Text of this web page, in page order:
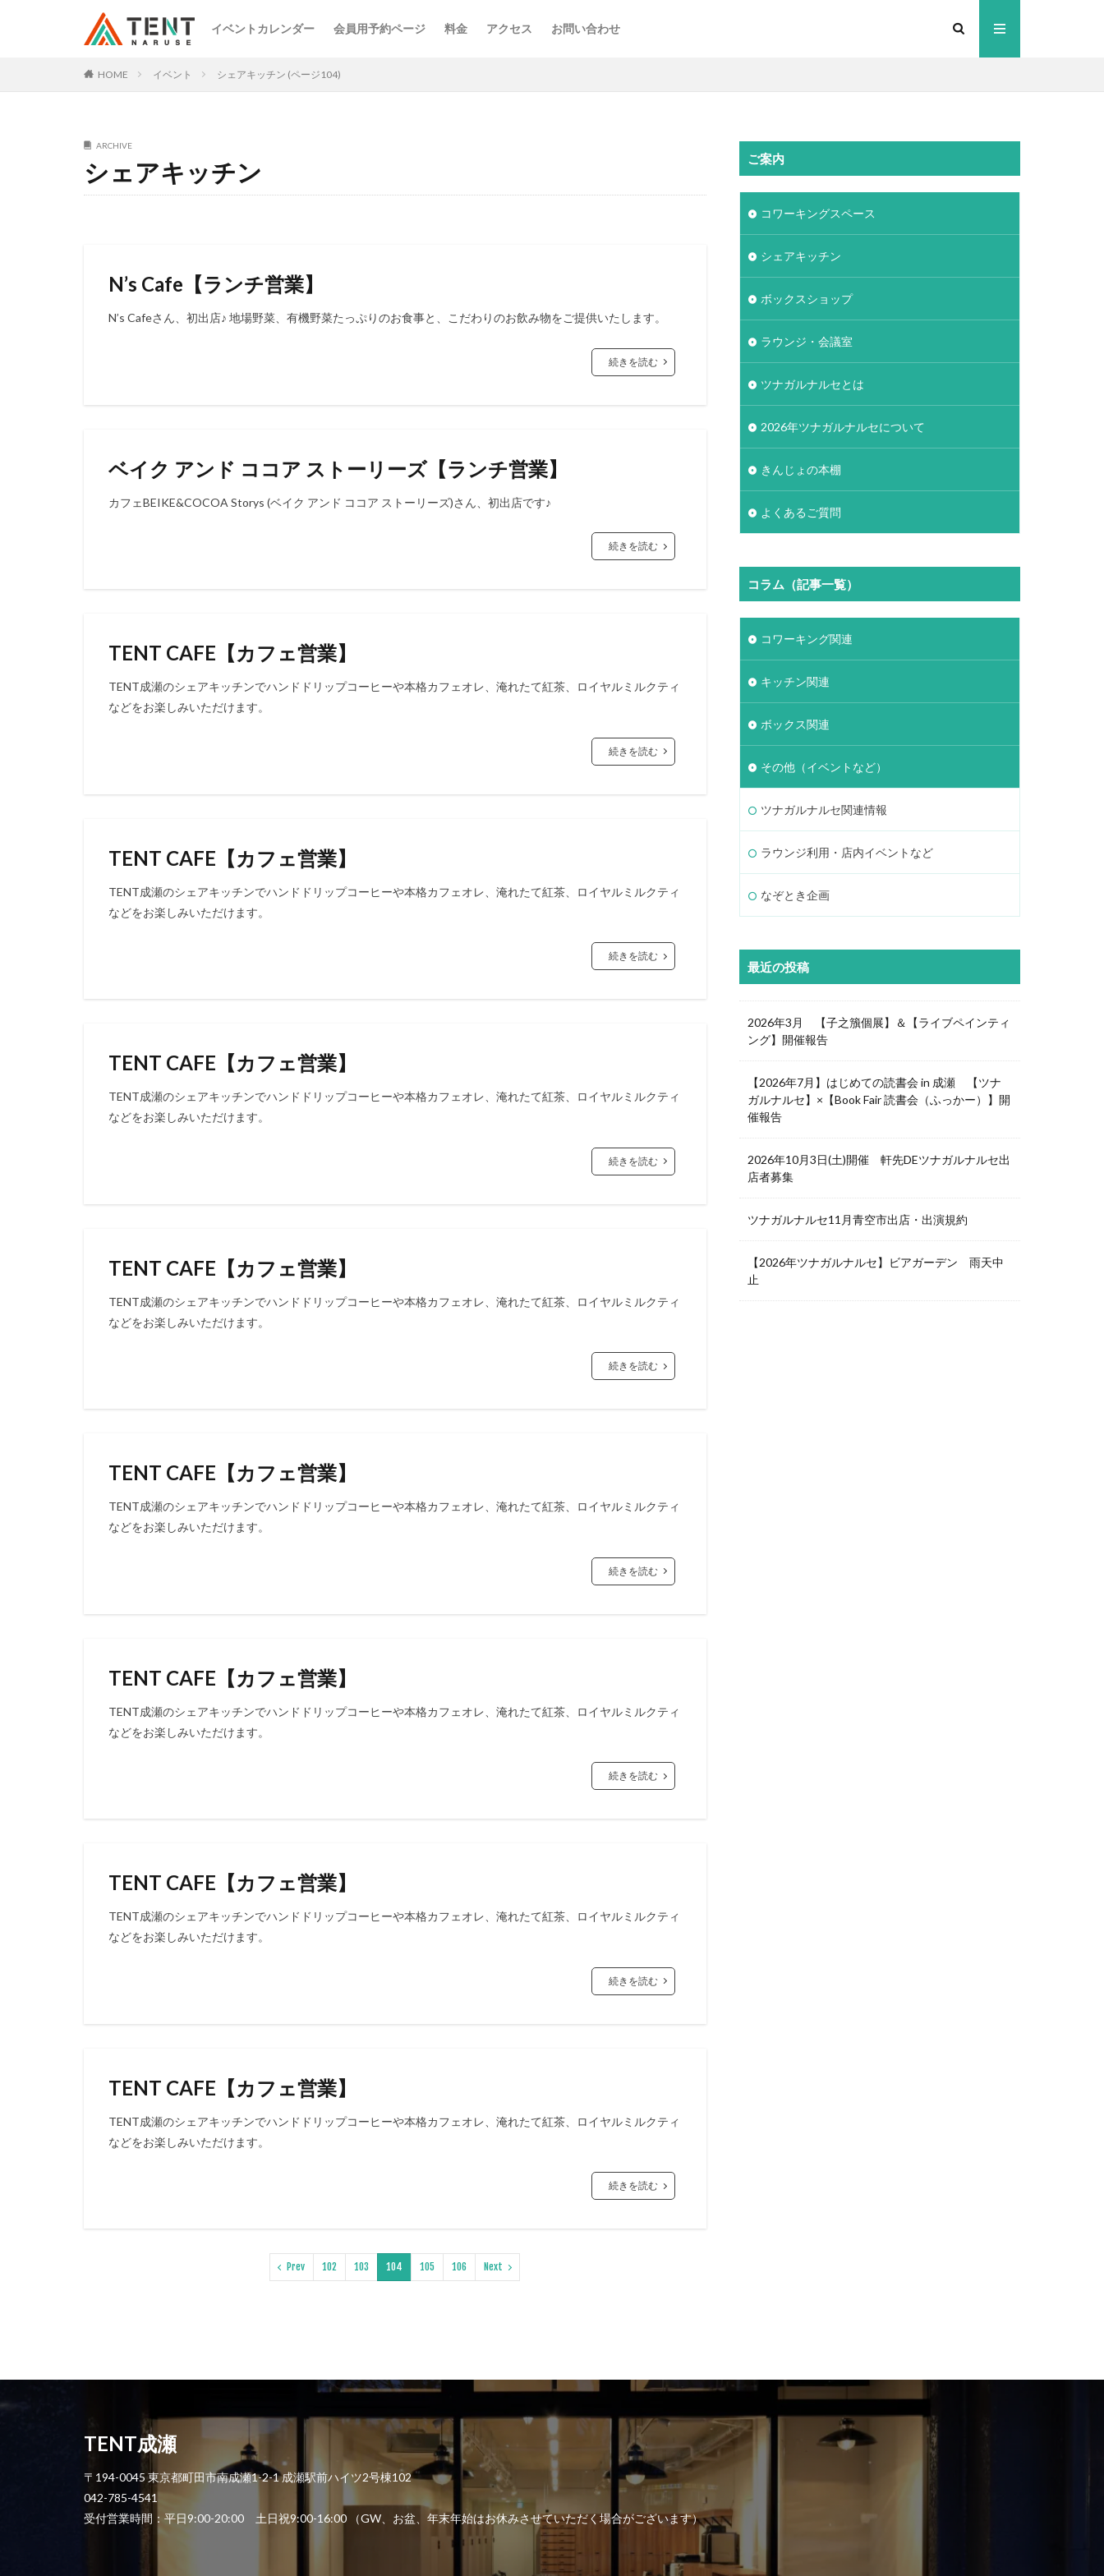
イベントカレンダー 会員用予約ページ 料金 アクセス お問い合わせ
HOME イベント シェアキッチン (ページ104)
ARCHIVE
シェアキッチン
N’s Cafe【ランチ営業】
N’s Cafeさん、初出店♪ 地場野菜、有機野菜たっぷりのお食事と、こだわりのお飲み物をご提供いたします。
続きを読む
ベイク アンド ココア ストーリーズ【ランチ営業】
カフェBEIKE&COCOA Storys (ベイク アンド ココア ストーリーズ)さん、初出店です♪
続きを読む
TENT CAFE【カフェ営業】
TENT成瀬のシェアキッチンでハンドドリップコーヒーや本格カフェオレ、淹れたて紅茶、ロイヤルミルクティ
などをお楽しみいただけます。
続きを読む
TENT CAFE【カフェ営業】
TENT成瀬のシェアキッチンでハンドドリップコーヒーや本格カフェオレ、淹れたて紅茶、ロイヤルミルクティ
などをお楽しみいただけます。
続きを読む
TENT CAFE【カフェ営業】
TENT成瀬のシェアキッチンでハンドドリップコーヒーや本格カフェオレ、淹れたて紅茶、ロイヤルミルクティ
などをお楽しみいただけます。
続きを読む
TENT CAFE【カフェ営業】
TENT成瀬のシェアキッチンでハンドドリップコーヒーや本格カフェオレ、淹れたて紅茶、ロイヤルミルクティ
などをお楽しみいただけます。
続きを読む
TENT CAFE【カフェ営業】
TENT成瀬のシェアキッチンでハンドドリップコーヒーや本格カフェオレ、淹れたて紅茶、ロイヤルミルクティ
などをお楽しみいただけます。
続きを読む
TENT CAFE【カフェ営業】
TENT成瀬のシェアキッチンでハンドドリップコーヒーや本格カフェオレ、淹れたて紅茶、ロイヤルミルクティ
などをお楽しみいただけます。
続きを読む
TENT CAFE【カフェ営業】
TENT成瀬のシェアキッチンでハンドドリップコーヒーや本格カフェオレ、淹れたて紅茶、ロイヤルミルクティ
などをお楽しみいただけます。
続きを読む
TENT CAFE【カフェ営業】
TENT成瀬のシェアキッチンでハンドドリップコーヒーや本格カフェオレ、淹れたて紅茶、ロイヤルミルクティ
などをお楽しみいただけます。
続きを読む
Prev 102 103 104 105 106 Next
ご案内
コワーキングスペース
シェアキッチン
ボックスショップ
ラウンジ・会議室
ツナガルナルセとは
2026年ツナガルナルセについて
きんじょの本棚
よくあるご質問
コラム（記事一覧）
コワーキング関連
キッチン関連
ボックス関連
その他（イベントなど）
ツナガルナルセ関連情報
ラウンジ利用・店内イベントなど
なぞとき企画
最近の投稿
2026年3月 【子之籏個展】＆【ライブペインティ
ング】開催報告
【2026年7月】はじめての読書会 in 成瀬 【ツナ
ガルナルセ】×【Book Fair 読書会（ふっかー）】開
催報告
2026年10月3日(土)開催 軒先DEツナガルナルセ出
店者募集
ツナガルナルセ11月青空市出店・出演規約
【2026年ツナガルナルセ】ビアガーデン 雨天中
止
TENT成瀬
〒194-0045 東京都町田市南成瀬1-2-1 成瀬駅前ハイツ2号棟102
042-785-4541
受付営業時間：平日9:00-20:00 土日祝9:00-16:00 （GW、お盆、年末年始はお休みさせていただく場合がございます）